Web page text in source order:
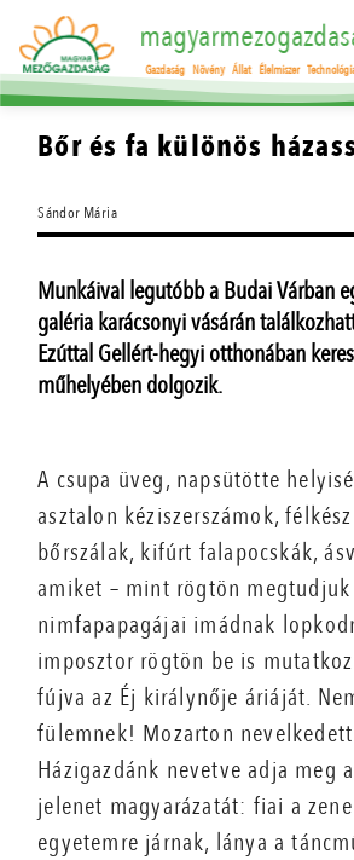
Gazdaság Növény Állat Élelmiszer
Bőr és fa különös
Sándor Mária
Munkáival legutóbb a Budai Várban
galéria karácsonyi vásárán
Ezúttal Gellért-hegyi otthonában
műhelyében dolgozik.
A csupa üveg, napsütötte
asztalon kéziszerszámok,
bőrszálak, kifúrt falapocskák,
amiket – mint rögtön megtudjuk
nimfapapagájai imádnak
imposztor rögtön be is
fújva az Éj királynője áriáját.
fülemnek! Mozarton
Házigazdánk nevetve adja meg
jelenet magyarázatát: fiai a
egyetemre járnak, lánya a